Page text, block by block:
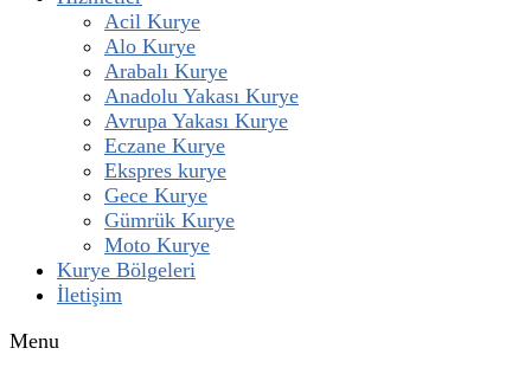
Acil Kurye
Alo Kurye
Arabalı Kurye
Anadolu Yakası Kurye
Avrupa Yakası Kurye
Eczane Kurye
Ekspres kurye
Gece Kurye
Gümrük Kurye
Moto Kurye
Kurye Bölgeleri
İletişim
Menu